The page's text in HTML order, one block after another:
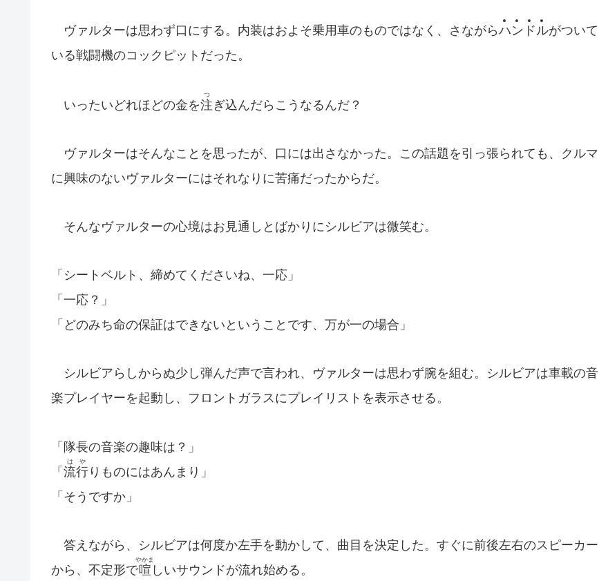
ヴァルターは思わず口にする。内装はおよそ乗用車のものではなく、さながらハン ド ルがついて
いる戦闘機のコックピットだった。
いったいどれほどの金を注
つ
ぎ込んだらこうなるんだ？
ヴァルターはそんなことを思ったが、口には出さなかった。この話題を引っ張られても、クルマ
に興味のないヴァルターにはそれなりに苦痛だったからだ。
そんなヴァルターの心境はお見通しとばかりにシルビアは微笑む。
「シートベルト、締めてくださいね、一応」
「一応？」
「どのみち命の保証はできないということです、万が一の場合」
シルビアらしからぬ少し弾んだ声で言われ、ヴァルターは思わず腕を組む。シルビアは車載の音
楽プレイヤーを起動し、フロントガラスにプレイリストを表示させる。
「隊長の音楽の趣味は？」
「 流行
はや
りものにはあんまり」
「そうですか」
答えながら、シルビアは何度か左手を動かして、曲目を決定した。すぐに前後左右のスピーカー
から、不定形で喧
やかま
しいサウンドが流れ始める。